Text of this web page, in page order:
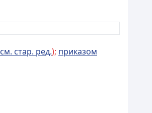
см. стар. ред.); приказом